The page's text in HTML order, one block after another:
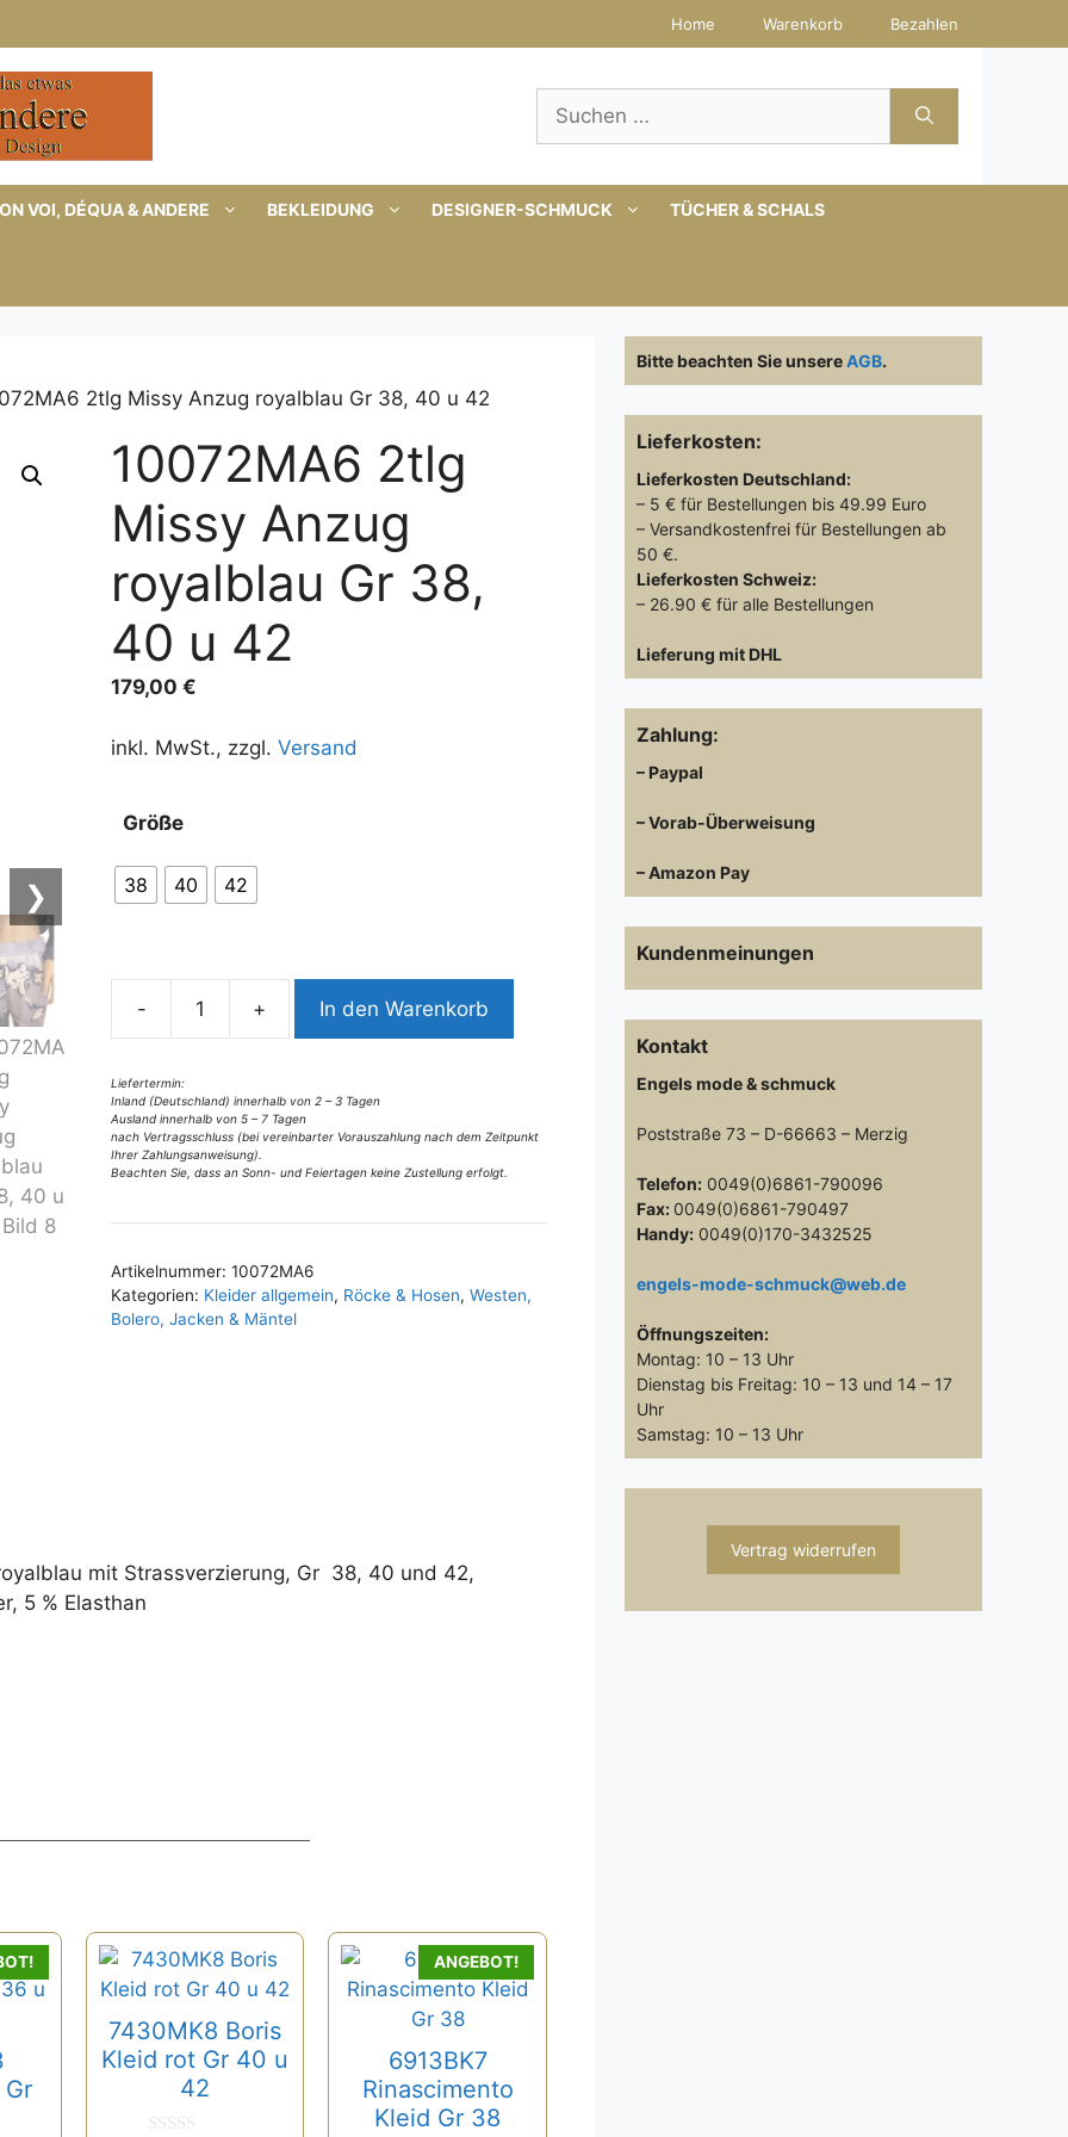
Home Warenkorb Bezahlen
Suchen
nach:
VOI, DÉQUA & ANDERE BEKLEIDUNG DESIGNER-SCHMUCK TÜCHER & SCHALS
2tlg Missy Anzug royalblau Gr 38, 40 u 42
❯
10072MA6 2tlg
Missy Anzug
royalblau Gr 38,
40 u 42
179,00€
inkl. MwSt., zzgl.Versand
Größe
38 40 42
-
10072MA6
Missy
Anzug
royalblau
Gr
40
u
42
Menge
+ In den Warenkorb
Liefertermin:
Inland (Deutschland) innerhalb von 2 – 3 Tagen
Ausland innerhalb von 5 – 7 Tagen
nach Vertragsschluss (bei vereinbarter Vorauszahlung nach dem Zeitpunkt
Ihrer Zahlungsanweisung).
Beachten Sie, dass an Sonn- und Feiertagen keine Zustellung erfolgt.
t
e
a
i
v
e
:
Artikelnummer:10072MA6
Kategorien: Kleider allgemein, Röcke & Hosen,Westen,
Bolero, Jacken & Mäntel
mit Strassverzierung, Gr 38, 40 und 42,
5 % Elasthan
7430MK8 Boris
Kleid rot Gr 40 u
42
Dieses
Produkt
weist
mehrere
Varianten
ANGEBOT!
6913BK7
Rinascimento
Kleid Gr 38
Bitte beachten Sie unsereAGB.
Lieferkosten:
Lieferkosten Deutschland:
– 5 € für Bestellungen bis 49.99 Euro
– Versandkostenfrei für Bestellungen ab
50 €.
Lieferkosten Schweiz:
– 26.90 € für alle Bestellungen
Lieferung mit DHL
Zahlung:
– Paypal
– Vorab-Überweisung
– Amazon Pay
Kundenmeinungen
Kontakt
Engels mode & schmuck
Poststraße 73 – D-66663 – Merzig
Telefon: 0049(0)6861-790096
Fax: 0049(0)6861-790497
Handy: 0049(0)170-3432525
engels-mode-schmuck@web.de
Öffnungszeiten:
Montag: 10 – 13 Uhr
Dienstag bis Freitag: 10 – 13 und 14 – 17
Uhr
Samstag: 10 – 13 Uhr
Vertrag widerrufen